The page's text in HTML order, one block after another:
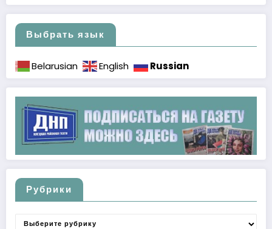
Выбрать язык
Belarusian English Russian
Рубрики
Рубрики